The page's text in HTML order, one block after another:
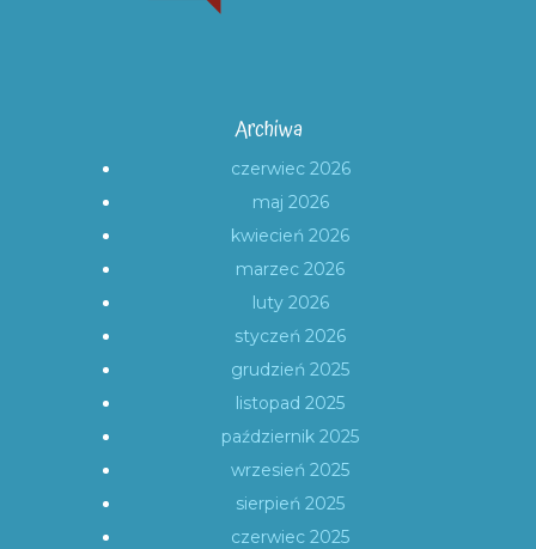
Archiwa
czerwiec 2026
maj 2026
kwiecień 2026
marzec 2026
luty 2026
styczeń 2026
grudzień 2025
listopad 2025
październik 2025
wrzesień 2025
sierpień 2025
czerwiec 2025